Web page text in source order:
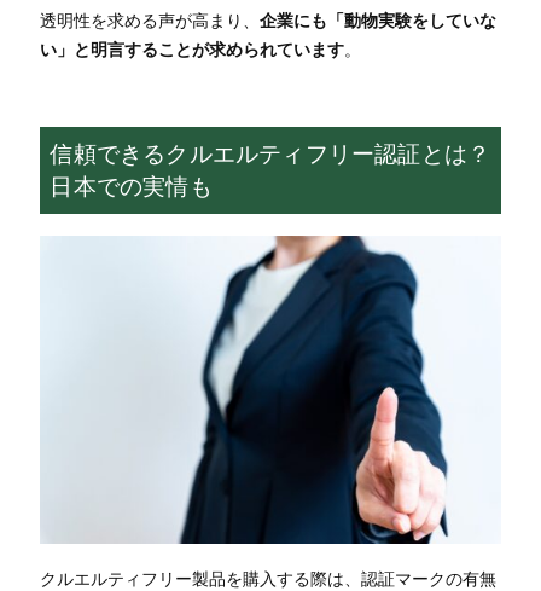
透明性を求める声が高まり、 企業にも「動物実験をしていな
い」と明言することが求められています。
信頼できるクルエルティフリー認証とは？
日本での実情も
クルエルティフリー製品を購入する際は、認証マークの有無